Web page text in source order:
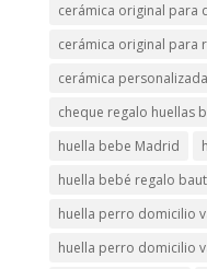
cerámica original para
cerámica original para
cerámica
cheque regalo huellas
huella bebe Madrid
huella bebé regalo
huella perro domicilio
huella perro domicilio